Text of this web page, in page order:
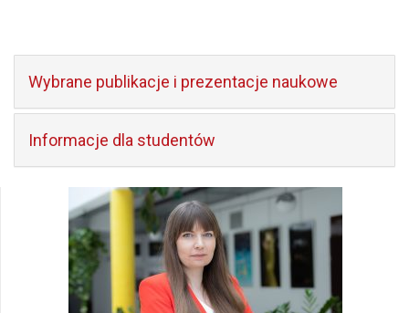
Wybrane publikacje i prezentacje naukowe
Informacje dla studentów